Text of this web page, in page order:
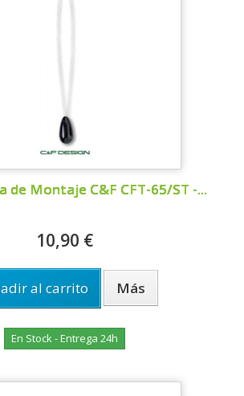
de Montaje C&F CFT-65/ST -...
10,90 €
al carrito Más
En Stock - Entrega 24h